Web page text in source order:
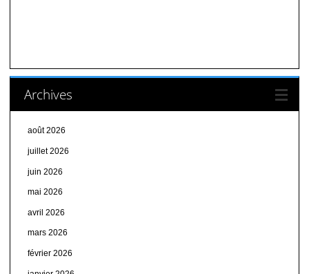
Archives
août 2026
juillet 2026
juin 2026
mai 2026
avril 2026
mars 2026
février 2026